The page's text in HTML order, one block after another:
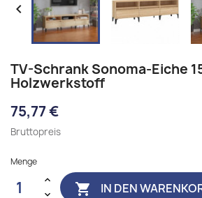

TV-Schrank Sonoma-Eiche
Holzwerkstoff
75,77 €
Bruttopreis
Menge
 IN DEN